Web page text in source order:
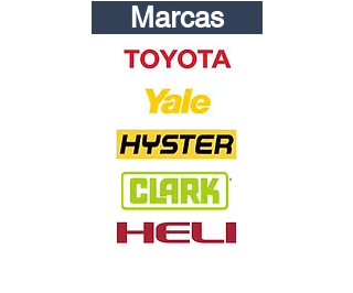
Marcas